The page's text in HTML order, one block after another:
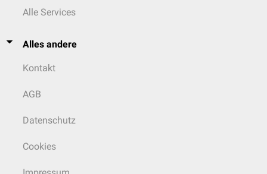
Alle Services
Alles andere
Kontakt
AGB
Datenschutz
Cookies